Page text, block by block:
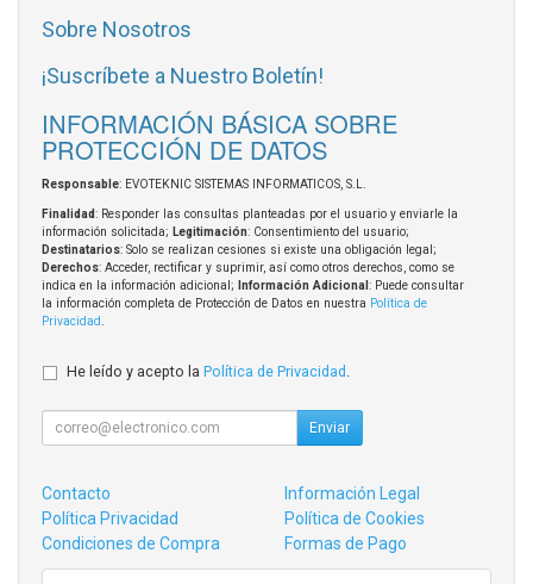
Sobre Nosotros
¡Suscríbete a Nuestro Boletín!
INFORMACIÓN BÁSICA SOBRE
PROTECCIÓN DE DATOS
Responsable: EVOTEKNIC SISTEMAS INFORMATICOS, S.L.
Finalidad: Responder las consultas planteadas por el usuario y enviarle la
información solicitada; Legitimación: Consentimiento del usuario;
Destinatarios: Solo se realizan cesiones si existe una obligación legal;
Derechos: Acceder, rectificar y suprimir, así como otros derechos, como se
indica en la información adicional;
Información Adicional : Puede consultar
la información completa de Protección de Datos en nuestra Política de
Privacidad
He leído y acepto la Política de Privacidad
Enviar
Contacto
Información Legal
Política Privacidad
Política de Cookies
Condiciones de Compra
Formas de Pago